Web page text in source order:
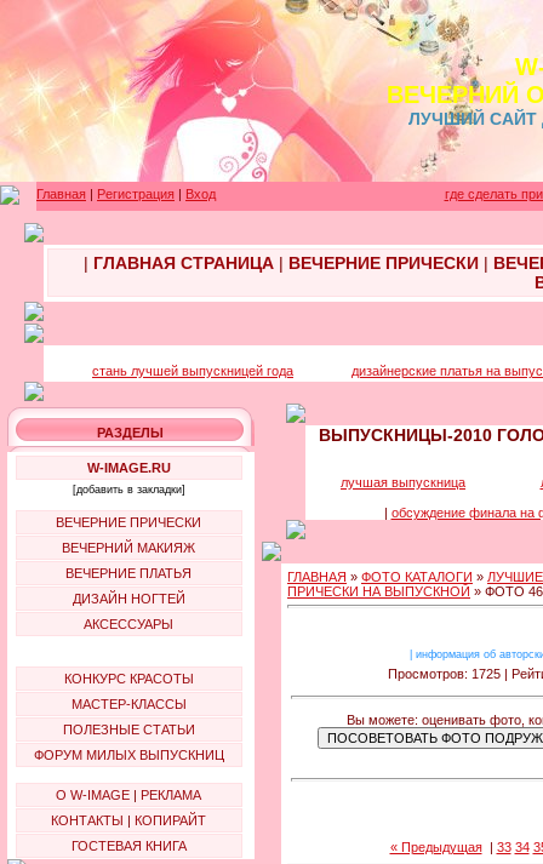
ВЕЧЕРНИЙ
ЛУЧШИЙ САЙТ
Главная | Регистрация | Вход где сделать
| ГЛАВНАЯ СТРАНИЦА| ВЕЧЕРНИЕ ПРИЧЕСКИ|
стань лучшей выпускницей года дизайнерские платья на
РАЗДЕЛЫ
W-IMAGE.RU
[добавить в закладки]
ВЕЧЕРНИЕ ПРИЧЕСКИ
ВЕЧЕРНИЙ МАКИЯЖ
ВЕЧЕРНИЕ ПЛАТЬЯ
ДИЗАЙН НОГТЕЙ
АКСЕССУАРЫ
КОНКУРС КРАСОТЫ
МАСТЕР-КЛАССЫ
ПОЛЕЗНЫЕ СТАТЬИ
ФОРУМ МИЛЫХ ВЫПУСКНИЦ
О W-IMAGE | РЕКЛАМА
КОНТАКТЫ | КОПИРАЙТ
ГОСТЕВАЯ КНИГА
ВЫПУСКНИЦЫ-2010
лучшая выпускница
| обсуждение финала на
ГЛАВНАЯ » ФОТО КАТАЛОГИ »
ПРИЧЕСКИ НА ВЫПУСКНОЙ » ФОТО
информация об
Просмотров: 1725 |
Вы можете: оценивать фото,
« Предыдущая| 33 34